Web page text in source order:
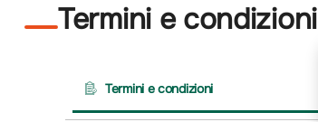
Termini e condizioni
Termini e condizioni